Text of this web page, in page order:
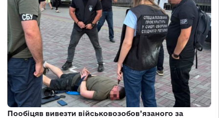
Пообіцяв вивезти військовозобов’язаного за